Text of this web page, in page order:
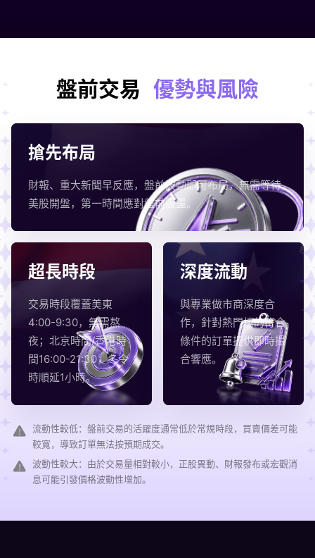
盤前交易 優勢與風險
搶先布局
財報、重大新聞早反應，盤前波動即可布局，無需等待
美股開盤，第一時間應對盤前震盪。
超長時段
交易時段覆蓋美東
4:00-9:30，無需熬
夜；北京時間/香港時
間16:00-21:30，冬令
時順延1小時。
深度流動
與專業做市商深度合
作，針對熱門標的符合
條件的訂單提供即時撮
合響應。
流動性較低：盤前交易的活躍度通常低於常規時段，買賣價差可能
較寬，導致訂單無法按預期成交。
波動性較大：由於交易量相對較小，正股異動、財報發布或宏觀消
息可能引發價格波動性增加。